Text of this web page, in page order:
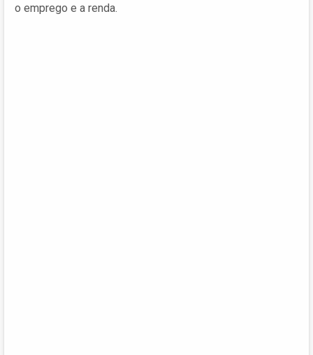
o emprego e a renda.